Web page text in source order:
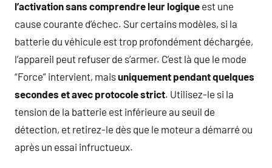
l’activation sans comprendre leur logique est une
cause courante d’échec. Sur certains modèles, si la
batterie du véhicule est trop profondément déchargée,
l’appareil peut refuser de s’armer. C’est là que le mode
“Force” intervient, maisuniquement pendant quelques
secondes et avec protocole strict. Utilisez-le si la
tension de la batterie est inférieure au seuil de
détection, et retirez-le dès que le moteur a démarré ou
après un essai infructueux.